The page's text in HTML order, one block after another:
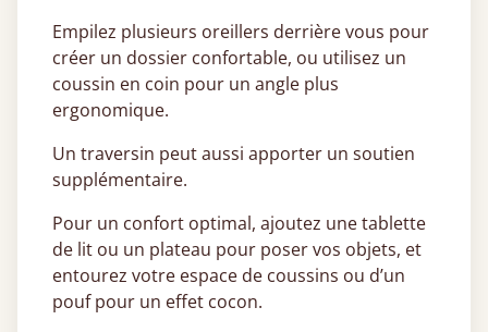
Empilez plusieurs oreillers derrière vous pour
créer un dossier confortable, ou utilisez un
coussin en coin pour un angle plus
ergonomique.
Un traversin peut aussi apporter un soutien
supplémentaire.
Pour un confort optimal, ajoutez une tablette
de lit ou un plateau pour poser vos objets, et
entourez votre espace de coussins ou d’un
pouf pour un effet cocon.